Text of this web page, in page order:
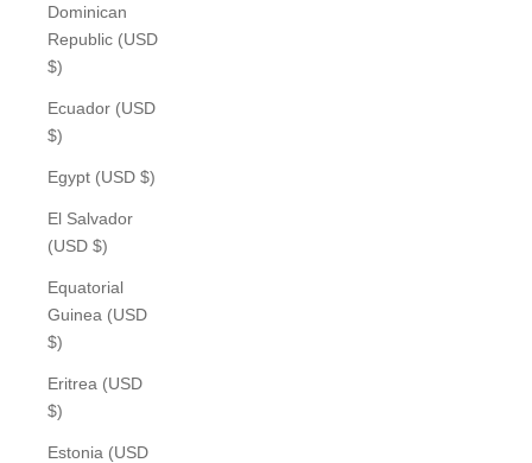
Dominican
Republic (USD
$)
Ecuador (USD
$)
Egypt (USD $)
El Salvador
(USD $)
Equatorial
Guinea (USD
$)
Eritrea (USD
$)
Estonia (USD